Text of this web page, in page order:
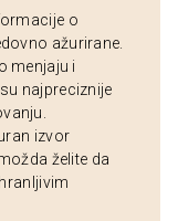
o
ažurirane.
menjaju i
najpreciznije
izvor
želite da